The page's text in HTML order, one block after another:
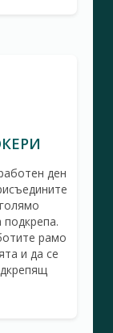
ден
рамо
и да се